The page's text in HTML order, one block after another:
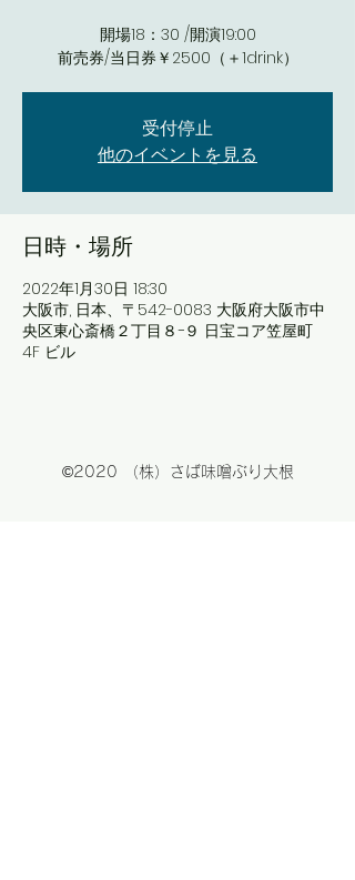
開場18：30 /開演19:00
前売券/当日券￥2500（＋1drink）
受付停止
他のイベントを見る
日時・場所
2022年1月30日 18:30
大阪市, 日本、〒542-0083 大阪府大阪市中
央区東心斎橋２丁目８−９ 日宝コア笠屋町
4F ビル
©2020 （株）さば味噌ぶり大根